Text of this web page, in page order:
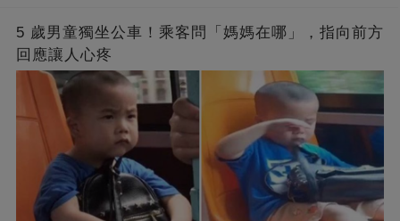
5 歲男童獨坐公車！乘客問「媽媽在哪」，指向前方
回應讓人心疼